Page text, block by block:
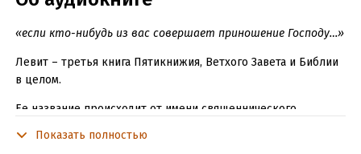
«если кто-нибудь из вас совершает приношение Господу…»
Левит – третья книга Пятикнижия, Ветхого Завета и Библии
в целом.
Ее название происходит от имени священнического
Показать полностью